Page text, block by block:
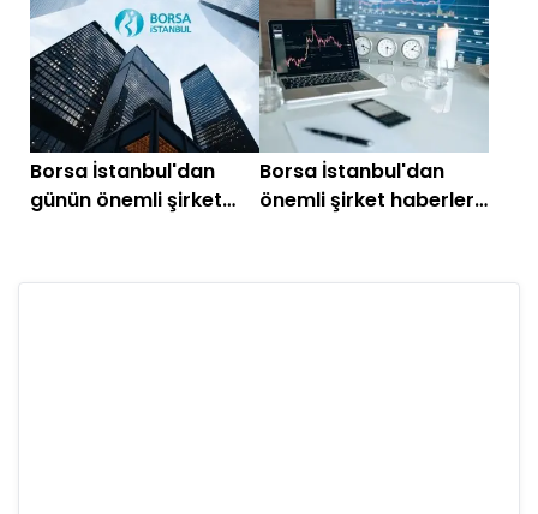
Borsa İstanbul'dan
günün önemli şirket
Borsa İstanbul'dan
önemli şirket haberleri